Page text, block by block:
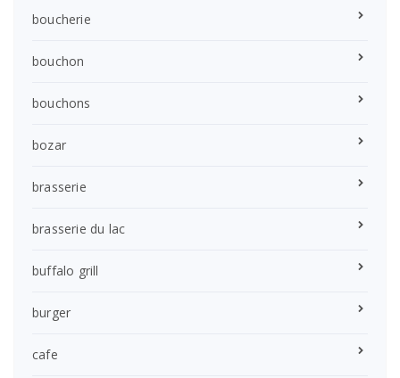
boucherie
bouchon
bouchons
bozar
brasserie
brasserie du lac
buffalo grill
burger
cafe